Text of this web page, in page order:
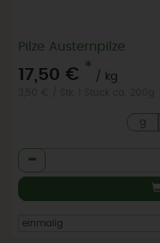
Pilze Austernpilze
17,50 € *
/ kg
g
Anzahl